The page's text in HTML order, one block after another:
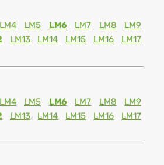
LM4 LM5 LM6 LM7 LM8
LM9
LM13 LM14 LM15 LM16
LM17
LM4 LM5 LM6 LM7 LM8
LM9
LM13 LM14 LM15 LM16
LM17